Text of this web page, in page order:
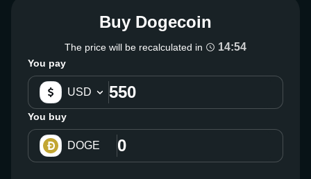
Buy Dogecoin
The price will be recalculated in 14:53
You pay
USD
You buy
DOGE